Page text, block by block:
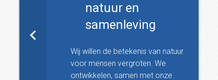
natuur en
samenleving
Wij willen de betekenis van natuur
voor mensen vergroten. We
ontwikkelen, samen met onze